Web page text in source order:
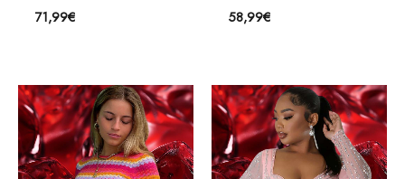
71,99€ 58,99€